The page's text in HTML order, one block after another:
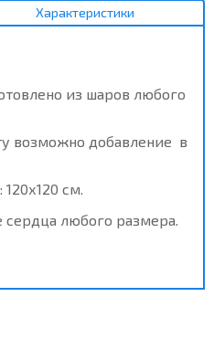
Характеристики
из шаров любого
возможно добавление в
см.
любого размера.